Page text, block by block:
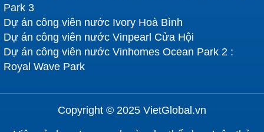
Park 3
Dự án công viên nước Ivory Hoà Bình
Dự án công viên nước Vinpearl Cửa Hội
Dự án công viên nước Vinhomes Ocean Park 2 :
Royal Wave Park
Copyright © 2025 VietGlobal.vn